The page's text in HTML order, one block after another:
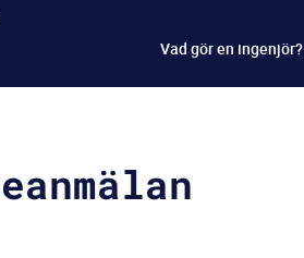
Vad gör en ingenjör?